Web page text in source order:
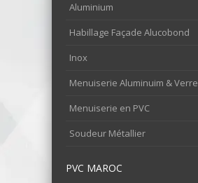
Aluminium
Habillage Façade Alucobond
Inox
Menuiserie Aluminuim & Verre
Menuiserie en PVC
Soudeur Métallier
PVC MAROC